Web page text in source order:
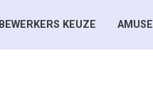
BEWERKERS KEUZE